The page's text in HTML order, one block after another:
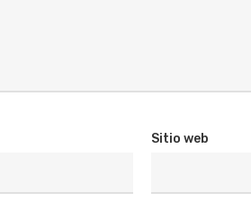
Sitio web